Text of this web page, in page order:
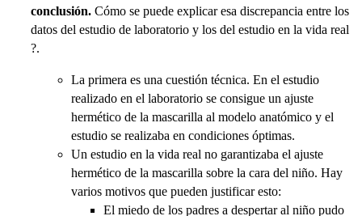
conclusión. Cómo se puede explicar esa discrepancia entre los
datos del estudio de laboratorio y los del estudio en la vida real
?.
La primera es una cuestión técnica. En el estudio
realizado en el laboratorio se consigue un ajuste
hermético de la mascarilla al modelo anatómico y el
estudio se realizaba en condiciones óptimas.
Un estudio en la vida real no garantizaba el ajuste
hermético de la mascarilla sobre la cara del niño. Hay
varios motivos que pueden justificar esto:
El miedo de los padres a despertar al niño pudo